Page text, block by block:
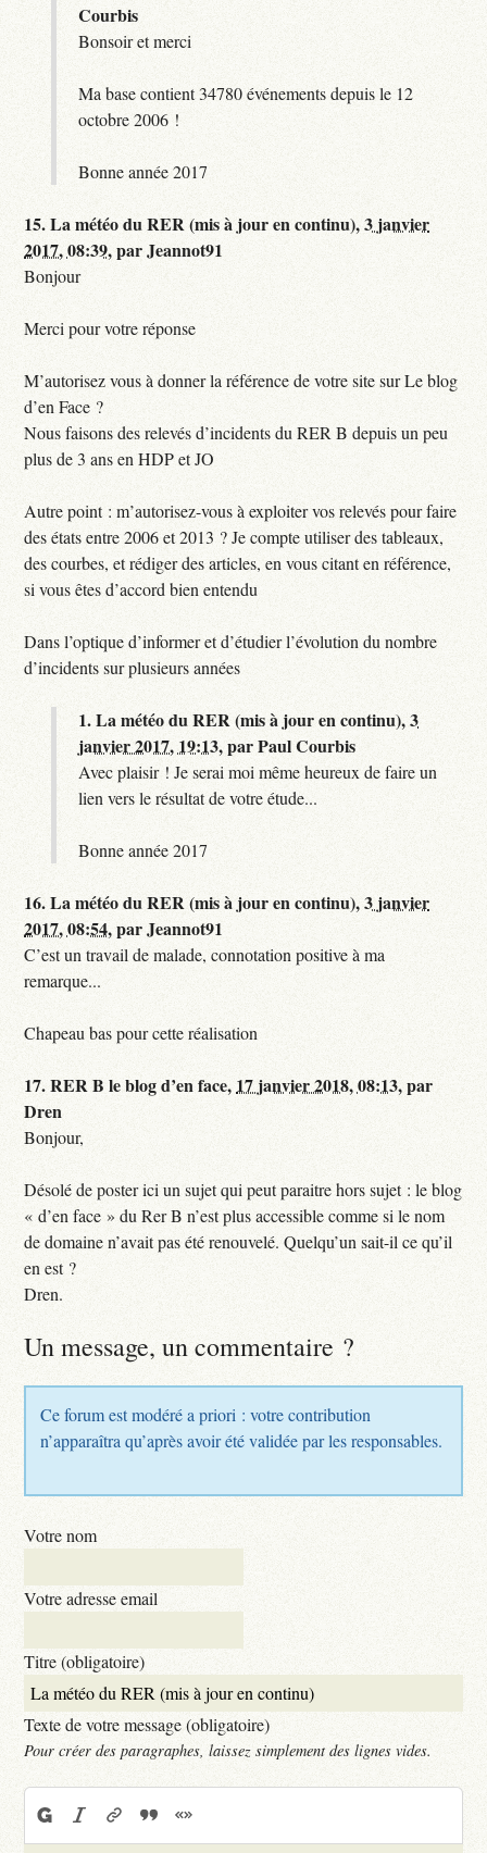
Courbis
Bonsoir et merci
Ma base contient 34780 événements depuis le 12
octobre 2006 !
Bonne année 2017
15.La météo du RER (mis à jour en continu),3 janvier
2017, 08:39,parJeannot91
Bonjour
Merci pour votre réponse
M’autorisez vous à donner la référence de votre site sur Le blog
d’en Face ?
Nous faisons des relevés d’incidents du RER B depuis un peu
plus de 3 ans en HDP et JO
Autre point : m’autorisez-vous à exploiter vos relevés pour faire
des états entre 2006 et 2013 ? Je compte utiliser des tableaux,
des courbes, et rédiger des articles, en vous citant en référence,
si vous êtes d’accord bien entendu
Dans l’optique d’informer et d’étudier l’évolution du nombre
d’incidents sur plusieurs années
1.La météo du RER (mis à jour en continu),3
janvier 2017, 19:13,parPaul Courbis
Avec plaisir ! Je serai moi même heureux de faire un
lien vers le résultat de votre étude...
Bonne année 2017
16.La météo du RER (mis à jour en continu),3 janvier
2017, 08:54,parJeannot91
C’est un travail de malade, connotation positive à ma
remarque...
Chapeau bas pour cette réalisation
17.RER B le blog d’en face, 17 janvier 2018, 08:13,par
Dren
Bonjour,
Désolé de poster ici un sujet qui peut paraitre hors sujet : le blog
« d’en face » du Rer B n’est plus accessible comme si le nom
de domaine n’avait pas été renouvelé. Quelqu’un sait-il ce qu’il
en est ?
Dren.
Un message, un commentaire ?
Ce forum est modéré a priori : votre contribution
n’apparaîtra qu’après avoir été validée par les responsables.
Votre nom
Votre adresse email
Titre (obligatoire)
Texte de votre message (obligatoire)
Pour créer des paragraphes, laissez simplement des lignes vides.